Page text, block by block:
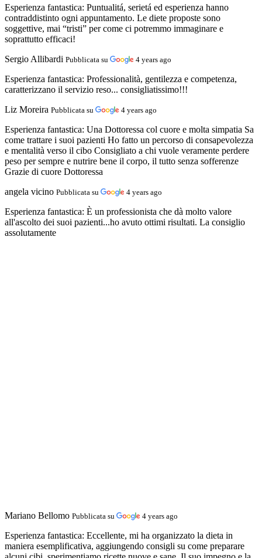
Esperienza fantastica: Puntualitá, serietá ed esperienza hanno
contraddistinto ogni appuntamento. Le diete proposte sono
soggettive, mai “tristi” per come ci potremmo immaginare e
soprattutto efficaci!
Sergio Allibardi Pubblicata su 4 years ago
Esperienza fantastica: Professionalità, gentilezza e competenza,
caratterizzano il servizio reso... consigliatissimo!!!
Liz Moreira Pubblicata su 4 years ago
Esperienza fantastica: Una Dottoressa col cuore e molta simpatia Sa
come trattare i suoi pazienti Ho fatto un percorso di consapevolezza
e mentalità verso il cibo Consigliato a chi vuole veramente perdere
peso per sempre e nutrire bene il corpo, il tutto senza sofferenze
Grazie di cuore Dottoressa
angela vicino Pubblicata su 4 years ago
Esperienza fantastica: È un professionista che dà molto valore
all'ascolto dei suoi pazienti...ho avuto ottimi risultati. La consiglio
assolutamente
Mariano Bellomo Pubblicata su 4 years ago
Esperienza fantastica: Eccellente, mi ha organizzato la dieta in
maniera esemplificativa, aggiungendo consigli su come preparare